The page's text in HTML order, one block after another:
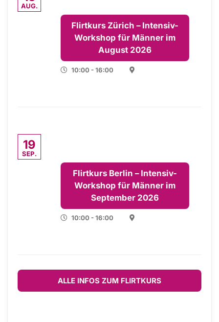
AUG.
Flirtkurs Zürich – Intensiv-
Workshop für Männer im
August 2026
10:00 - 16:00
19
SEP.
Flirtkurs Berlin – Intensiv-
Workshop für Männer im
September 2026
10:00 - 16:00
ALLE INFOS ZUM FLIRTKURS